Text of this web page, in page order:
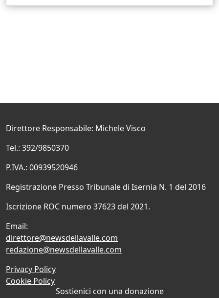
Direttore Responsabile: Michele Visco
Tel.: 392/9850370
P.IVA.: 00939520946
Registrazione Presso Tribunale di Isernia N. 1 del 2016
Iscrizione ROC numero 37623 del 2021.
Email:
direttore@newsdellavalle.com
redazione@newsdellavalle.com
Privacy Policy
Cookie Policy
Sostienici con una donazione